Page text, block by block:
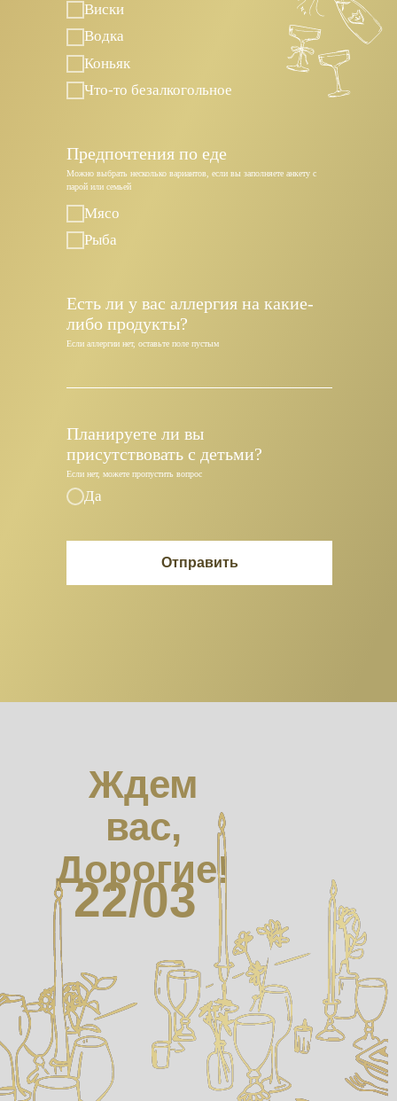
Виски
Водка
Коньяк
Что-то безалкогольное
Предпочтения по еде
Можно выбрать несколько вариантов, если вы заполняете анкету с
парой или семьей
Мясо
Рыба
Есть ли у вас аллергия на какие-
либо продукты?
Если аллергии нет, оставьте поле пустым
Планируете ли вы
присутствовать с детьми?
Если нет, можете пропустить вопрос
Да
Отправить
Ждем
вас,
Дорогие!
22/03